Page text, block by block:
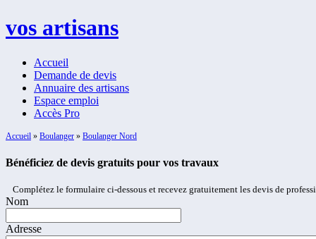
vos artisans
Accueil
Demande de devis
Annuaire des artisans
Espace emploi
Accès Pro
Accueil » Boulanger » Boulanger Nord
Bénéficiez de devis gratuits pour vos travaux
Complétez le formulaire ci-dessous et recevez gratuitement les devis de
Nom
Adresse